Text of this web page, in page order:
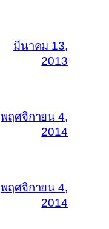
มีนาคม 13,
2013
พฤศจิกายน 4,
2014
พฤศจิกายน 4,
2014